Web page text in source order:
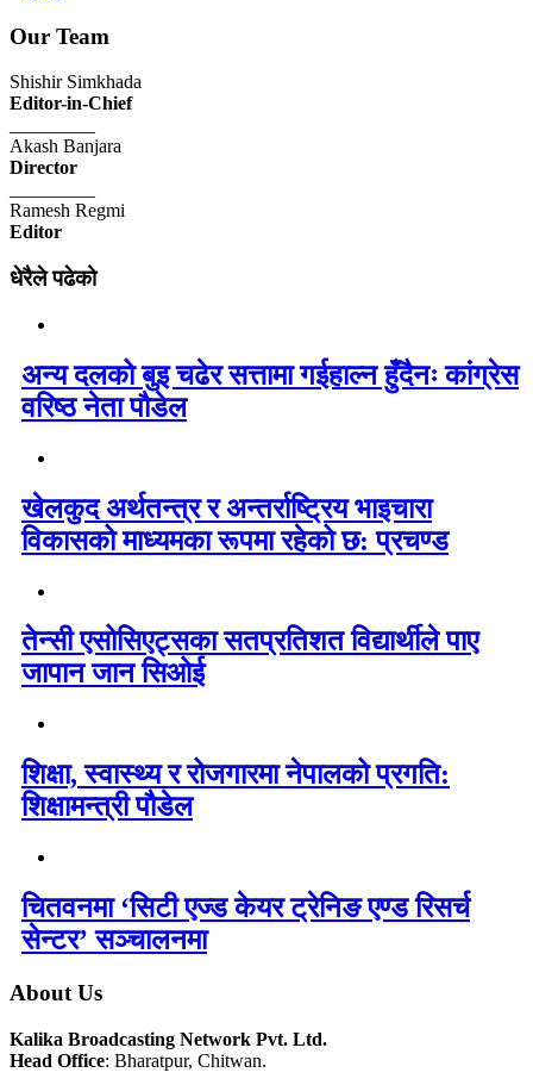
Our Team
Shishir Simkhada
Editor-in-Chief
Akash Banjara
Director
Ramesh Regmi
Editor
धेरैले पढेको
अन्य दलको बुइ चढेर सत्तामा गईहाल्न हुँदैनः कांग्रेस
वरिष्ठ नेता पौडेल
खेलकुद अर्थतन्त्र र अन्तर्राष्ट्रिय भाइचारा
विकासको माध्यमका रूपमा रहेको छ: प्रचण्ड
तेन्सी एसोसिएट्सका सतप्रतिशत विद्यार्थीले पाए
जापान जान सिओई
शिक्षा, स्वास्थ्य र रोजगारमा नेपालको प्रगति:
शिक्षामन्त्री पौडेल
चितवनमा ‘सिटी एज्ड केयर ट्रेनिङ एण्ड रिसर्च
सेन्टर’ सञ्चालनमा
About Us
Kalika Broadcasting Network Pvt. Ltd.
Head Office: Bharatpur, Chitwan.